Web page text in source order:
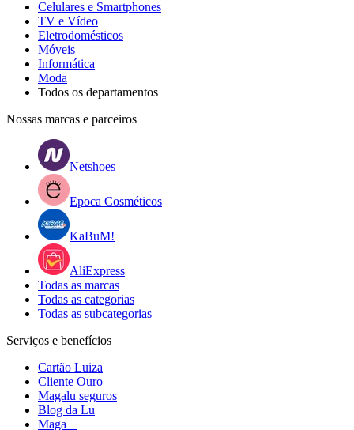
Celulares e Smartphones
TV e Vídeo
Eletrodomésticos
Móveis
Informática
Moda
Todos os departamentos
Nossas marcas e parceiros
Netshoes
Epoca Cosméticos
KaBuM!
AliExpress
Todas as marcas
Todas as categorias
Todas as subcategorias
Serviços e benefícios
Cartão Luiza
Cliente Ouro
Magalu seguros
Blog da Lu
Maga +